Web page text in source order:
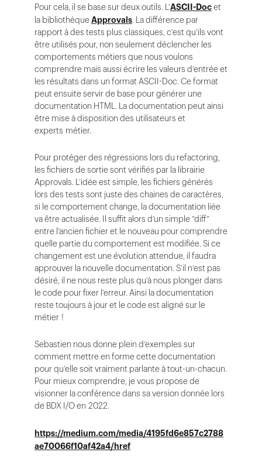
Pour cela, il se base sur deux outils. L’ASCII-Docet
la bibliothèqueApprovals. La différence par
rapport à des tests plus classiques, c’est qu’ils vont
être utilisés pour, non seulement déclencher les
comportements métiers que nous voulons
comprendre mais aussi écrire les valeurs d’entrée et
les résultats dans un format ASCII-Doc. Ce format
peut ensuite servir de base pour générer une
documentation HTML. La documentation peut ainsi
être mise à disposition des utilisateurs et
experts métier.
Pour protéger des régressions lors du refactoring,
les fichiers de sortie sont vérifiés par la librairie
Approvals. L’idée est simple, les fichiers générés
lors des tests sont juste des chaines de caractères,
si le comportement change, la documentation liée
va être actualisée. Il suffit alors d’un simple “diff”
entre l’ancien fichier et le nouveau pour comprendre
quelle partie du comportement est modifiée. Si ce
changement est une évolution attendue, il faudra
approuver la nouvelle documentation. S’il n’est pas
désiré, il ne nous reste plus qu’à nous plonger dans
le code pour fixer l’erreur. Ainsi la documentation
reste toujours à jour et le code est aligné sur le
métier !
Sebastien nous donne plein d’exemples sur
comment mettre en forme cette documentation
pour qu’elle soit vraiment parlante à tout-un-chacun.
Pour mieux comprendre, je vous propose de
visionner la conférence dans sa version donnée lors
de BDX I/O en 2022.
https://medium.com/media/4195fd6e857c2788
ae70066f10af42a4/href